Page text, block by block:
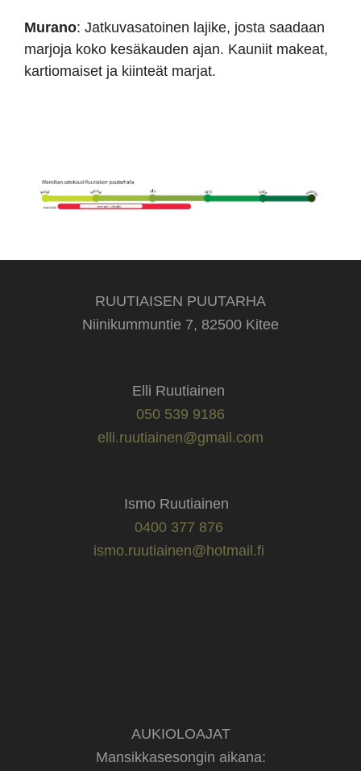
Murano: Jatkuvasatoinen lajike, josta saadaan
marjoja koko kesäkauden ajan. Kauniit makeat,
kartiomaiset ja kiinteät marjat.
RUUTIAISEN PUUTARHA
Niinikummuntie 7, 82500 Kitee
Elli Ruutiainen
050 539 9186
elli.ruutiainen@gmail.com
Ismo Ruutiainen
0400 377 876
ismo.ruutiainen@hotmail.fi
AUKIOLOAJAT
Mansikkasesongin aikana: